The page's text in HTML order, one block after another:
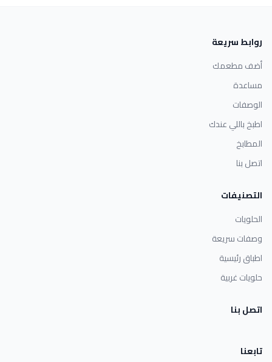
روابط سريعة
أضف مطعمك
مساعدة
الوصفات
اطبخ باللي عندك
المطابخ
اتصل بنا
التصنيفات
الحلويات
وصفات سريعة
اطباق رئيسية
حلويات غربية
اتصل بنا
تابعنا